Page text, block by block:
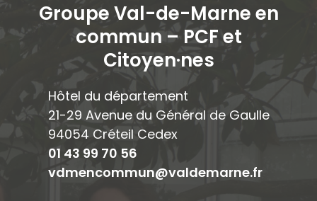
Groupe Val-de-Marne en
commun – PCF et
Citoyen·nes
Hôtel du département
21-29 Avenue du Général de Gaulle
94054 Créteil Cedex
01 43 99 70 56
vdmencommun@valdemarne.fr